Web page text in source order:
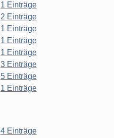
1 Einträge
2 Einträge
1 Einträge
1 Einträge
1 Einträge
3 Einträge
5 Einträge
1 Einträge
4 Einträge